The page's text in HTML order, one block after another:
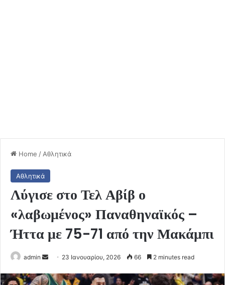
Home / Αθλητικά
Αθλητικά
Λύγισε στο Τελ Αβίβ ο
«λαβωμένος» Παναθηναϊκός –
Ήττα με 75-71 από την Μακάμπι
admin
Send
email
23 Ιανουαρίου, 2026 66 2 minutes read